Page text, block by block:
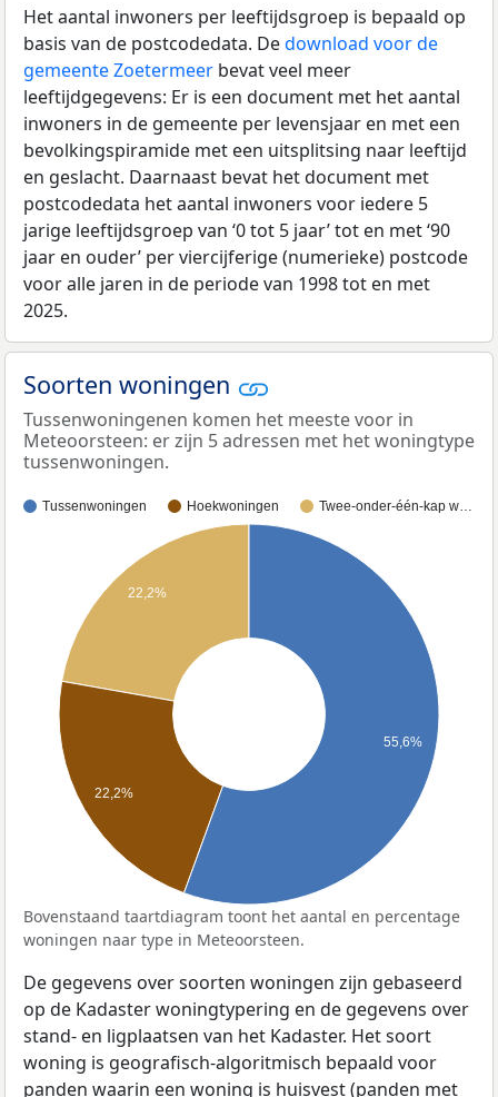
Het aantal inwoners per leeftijdsgroep is bepaald op
basis van de postcodedata. Dedownload voor de
gemeente Zoetermeer bevat veel meer
leeftijdgegevens: Er is een document met het aantal
inwoners in de gemeente per levensjaar en met een
bevolkingspiramide met een uitsplitsing naar leeftijd
en geslacht. Daarnaast bevat het document met
postcodedata het aantal inwoners voor iedere 5
jarige leeftijdsgroep van ‘0 tot 5 jaar’ tot en met ‘90
jaar en ouder’ per viercijferige (numerieke) postcode
voor alle jaren in de periode van 1998 tot en met
2025.
Soorten woningen
Tussenwoningenen komen het meeste voor in
Meteoorsteen: er zijn 5 adressen met het woningtype
tussenwoningen.
Tussenwoningen Hoekwoningen Twee-onder-één-kap w…
22,2%
22,2%
55,6%
Bovenstaand taartdiagram toont het aantal en percentage
woningen naar type in Meteoorsteen.
De gegevens over soorten woningen zijn gebaseerd
op de Kadaster woningtypering en de gegevens over
stand- en ligplaatsen van het Kadaster. Het soort
woning is geografisch-algoritmisch bepaald voor
panden waarin een woning is huisvest (panden met